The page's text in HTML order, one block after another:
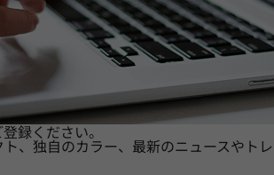
録ください。
、独自のカラー、最新のニュースやト